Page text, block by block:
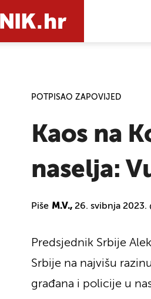
POTPISAO ZAPOVIJED
Kaos na
naselja:
Piše M.V., 26. svibnja 2023.
Predsjednik Srbije
Srbije na najvišu
građana i policije u